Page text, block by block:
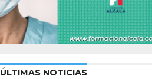
ÚLTIMAS NOTICIAS